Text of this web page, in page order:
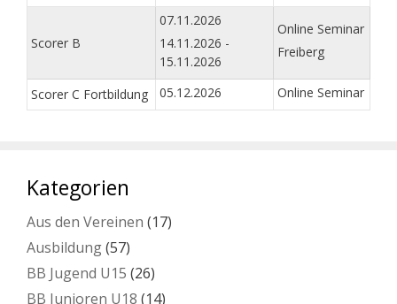
Scorer B
07.11.2026
14.11.2026 -
15.11.2026
Online Seminar
Freiberg
Scorer C Fortbildung 05.12.2026 Online Seminar
Kategorien
Aus den Vereinen (17)
Ausbildung(57)
BB Jugend U15 (26)
BB Junioren U18 (14)